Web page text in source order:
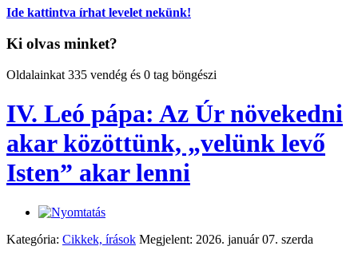
Ide kattintva írhat levelet nekünk!
Ki olvas minket?
Oldalainkat 335 vendég és 0 tag böngészi
IV. Leó pápa: Az Úr növekedni
akar közöttünk, „velünk levő
Isten” akar lenni
Kategória: Cikkek, írások Megjelent: 2026. január 07. szerda